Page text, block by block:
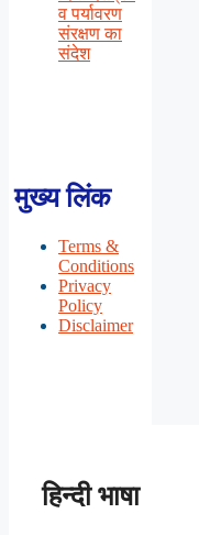
व पर्यावरण
संरक्षण का
संदेश
मुख्य लिंक
Terms &
Conditions
Privacy
Policy
Disclaimer
हिन्दी भाषा